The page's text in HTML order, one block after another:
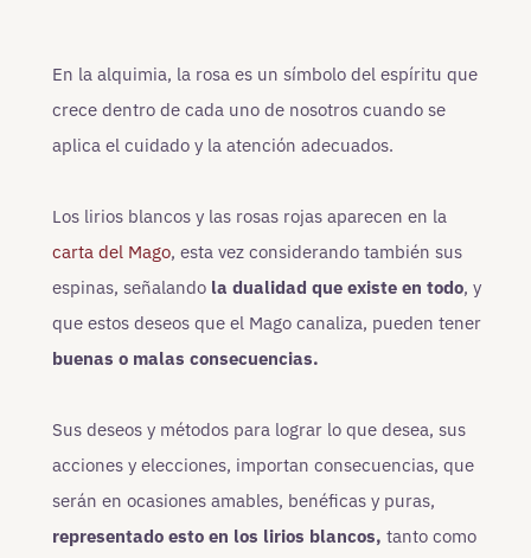
En la alquimia, la rosa es un símbolo del espíritu que
crece dentro de cada uno de nosotros cuando se
aplica el cuidado y la atención adecuados.
Los lirios blancos y las rosas rojas aparecen en la
carta del Mago, esta vez considerando también sus
espinas, señalando la dualidad que existe en todo, y
que estos deseos que el Mago canaliza, pueden tener
buenas o malas consecuencias.
Sus deseos y métodos para lograr lo que desea, sus
acciones y elecciones, importan consecuencias, que
serán en ocasiones amables, benéficas y puras,
representado esto en los lirios blancos, tanto como